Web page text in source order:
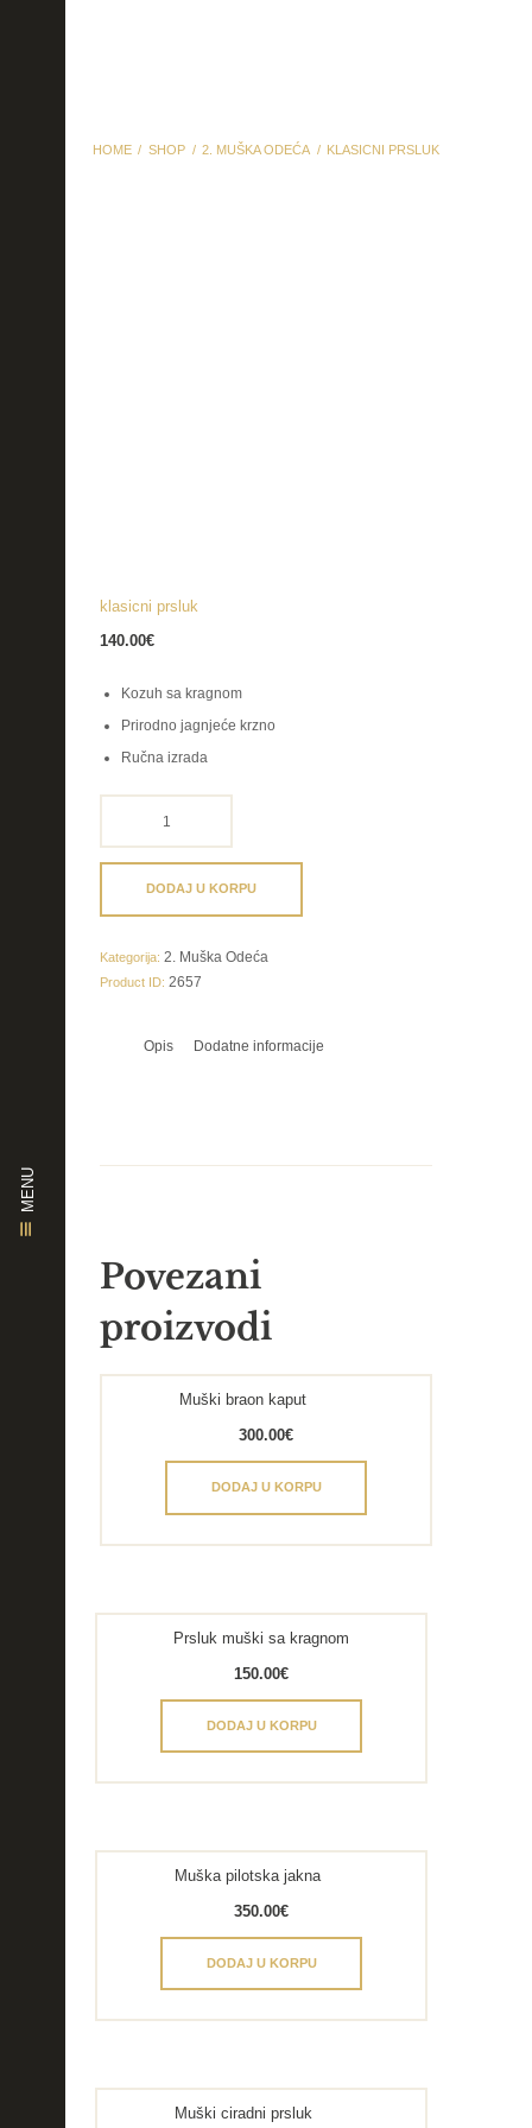
MENU
HOME SHOP 2. MUŠKA ODEĆA KLASICNI PRSLUK
klasicni prsluk
140.00€
Kozuh sa kragnom
Prirodno jagnjeće krzno
Ručna izrada
DODAJ U KORPU
Kategorija: 2. Muška Odeća
Product ID: 2657
Opis Dodatne informacije
Povezani
proizvodi
Muški braon kaput
300.00€
DODAJ U KORPU
Prsluk muški sa kragnom
150.00€
DODAJ U KORPU
Muška pilotska jakna
350.00€
DODAJ U KORPU
Muški ciradni prsluk